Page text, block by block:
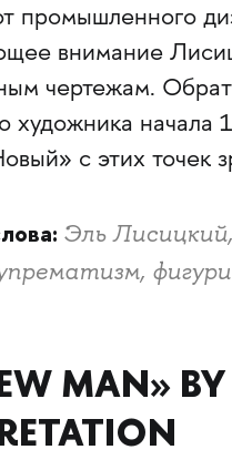
промышленного
внимание
чертежам.
художника начала
с этих точек
Эль
MAN»